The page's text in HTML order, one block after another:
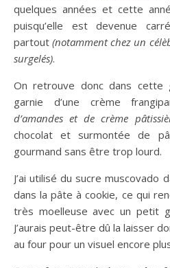
quelques années et cette
puisqu’elle est devenue
partout(notamment chez un
surgelés).
On retrouve donc dans cette
garnie d’une crème
d’amandes et de crème
chocolat et surmontée de
gourmand sans être trop lourd.
J’ai utilisé du sucre muscovado
dans la pâte à cookie, ce qui
très moelleuse avec un petit
J’aurais peut-être dû la laisser
au four pour un visuel encore